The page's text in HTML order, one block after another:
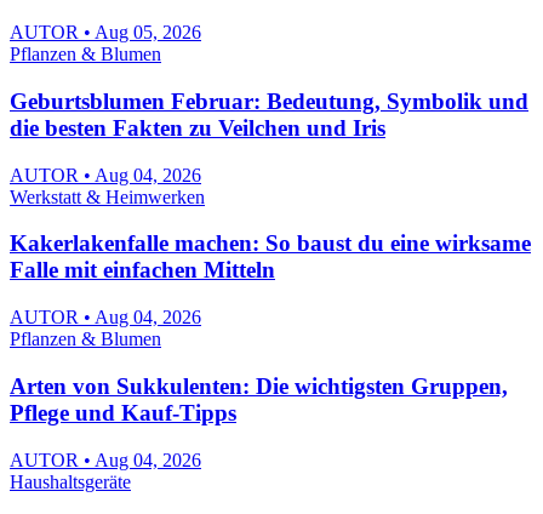
AUTOR • Aug 05, 2026
Pflanzen & Blumen
Geburtsblumen Februar: Bedeutung, Symbolik und
die besten Fakten zu Veilchen und Iris
AUTOR • Aug 04, 2026
Werkstatt & Heimwerken
Kakerlakenfalle machen: So baust du eine wirksame
Falle mit einfachen Mitteln
AUTOR • Aug 04, 2026
Pflanzen & Blumen
Arten von Sukkulenten: Die wichtigsten Gruppen,
Pflege und Kauf-Tipps
AUTOR • Aug 04, 2026
Haushaltsgeräte